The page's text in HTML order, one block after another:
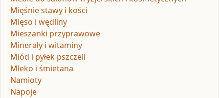
Mięśnie stawy i kości
Mięso i wędliny
Mieszanki przyprawowe
Minerały i witaminy
Miód i pyłek pszczeli
Mleko i śmietana
Namioty
Napoje